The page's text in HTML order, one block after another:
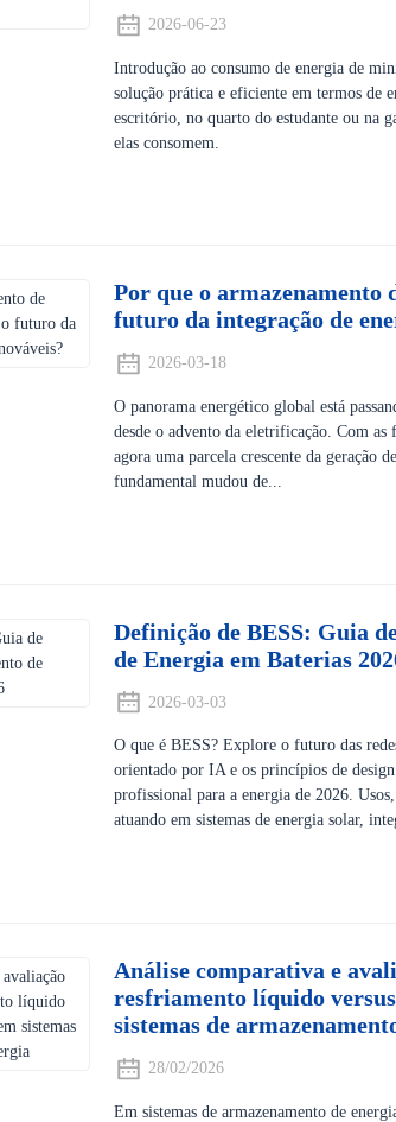
2026-06-23
Introdução ao consumo de energia de
solução prática e eficiente em termos de
escritório, no quarto do estudante ou na
elas consomem.
Por que o armazenamento
futuro da integração de
2026-03-18
O panorama energético global está
desde o advento da eletrificação. Com as
agora uma parcela crescente da geração
fundamental mudou de...
Definição de BESS: Guia
de Energia em Baterias
2026-03-03
O que é BESS? Explore o futuro das
orientado por IA e os princípios de
profissional para a energia de 2026.
atuando em sistemas de energia solar,
Análise comparativa e
resfriamento líquido
sistemas de
28/02/2026
Em sistemas de armazenamento de